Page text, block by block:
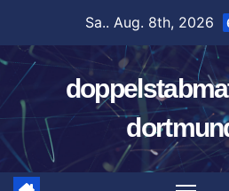
springen
Sa.. Aug. 8th, 2026